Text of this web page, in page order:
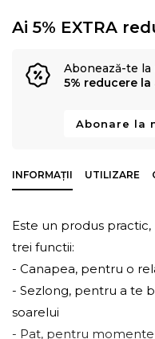
Ai 5% EXTRA
Abonează-te
5% reducere
Abonare la
INFORMAȚII UTILIZARE
Este un produs
trei functii:
- Canapea, pentru o
- Sezlong, pentru a te
soarelui
- Pat, pentru